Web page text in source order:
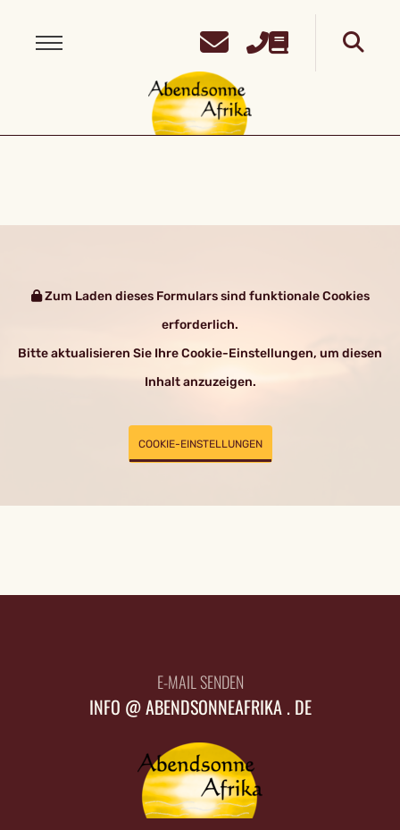
Zum Laden dieses Formulars sind funktionale Cookies
erforderlich.
Bitte aktualisieren Sie Ihre Cookie-Einstellungen, um diesen
Inhalt anzuzeigen.
COOKIE-EINSTELLUNGEN
E-MAIL SENDEN
INFO @ ABENDSONNEAFRIKA . DE